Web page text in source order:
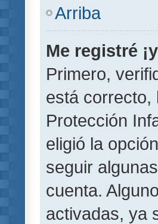
Arriba
Me registré
Primero,
está correcto,
Protección
eligió la opción
seguir
cuenta.
activadas, ya